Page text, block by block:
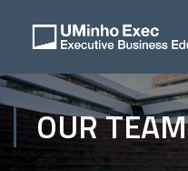
OUR TEAM